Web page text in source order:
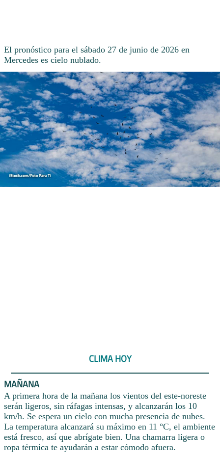
El pronóstico para el sábado 27 de junio de 2026 en
Mercedes es cielo nublado.
CLIMA HOY
MAÑANA
A primera hora de la mañana los vientos del este-noreste
serán ligeros, sin ráfagas intensas, y alcanzarán los 10
km/h. Se espera un cielo con mucha presencia de nubes.
La temperatura alcanzará su máximo en 11 °C, el ambiente
está fresco, así que abrígate bien. Una chamarra ligera o
ropa térmica te ayudarán a estar cómodo afuera.